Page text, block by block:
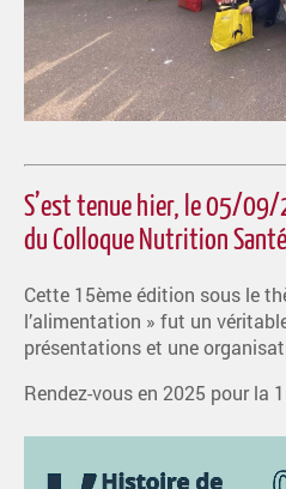
S’est tenue hier, le 05/
du Colloque Nutrition
Cette 15ème édition sous le
l’alimentation » fut un
présentations et une
Rendez-vous en 2025 pour la